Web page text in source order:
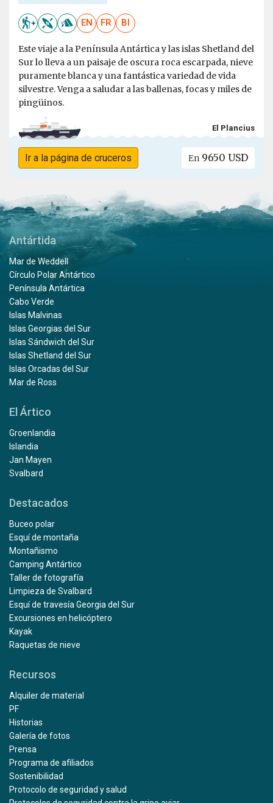
EN FR BI
Este viaje a la Península Antártica y las islas Shetland del
Sur lo lleva a un paisaje de oscura roca escarpada, nieve
puramente blanca y una fantástica variedad de vida
silvestre. Venga a saludar a las ballenas, focas y miles de
pingüinos.
El Plancius
Ir a la página de cruceros En 9650 USD
Antártida
Mar de Weddell
Círculo Polar Antártico
Península Antártica
Cabo Verde
Islas Malvinas
Islas Georgias del Sur
Islas Sándwich del Sur
Islas Shetland del Sur
Islas Orcadas del Sur
Mar de Ross
El Ártico
Groenlandia
Islandia
Jan Mayen
Svalbard
Destacados
Buceo polar
Esquí de montaña
Montañismo
Camping Antártico
Taller de fotografía
Limpieza de Svalbard
Esquí de travesía Georgia del Sur
Excursiones en helicóptero
Kayak
Raquetas de nieve
Recursos
Alquiler de material
PF
Historias
Galería de fotos
Prensa
Programa de afiliados
Sostenibilidad
Protocolo de seguridad y salud